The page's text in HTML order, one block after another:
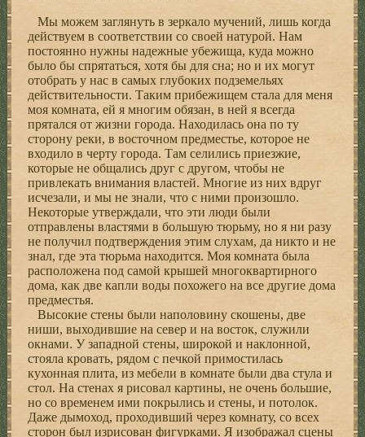
Мы можем заглянуть в зеркало мучений, лишь когда
действуем в соответствии со своей натурой. Нам
постоянно нужны надежные убежища, куда можно
было бы спрятаться, хотя бы для сна; но и их могут
отобрать у нас в самых глубоких подземельях
действительности. Таким прибежищем стала для меня
моя комната, ей я многим обязан, в ней я всегда
прятался от жизни города. Находилась она по ту
сторону реки, в восточном предместье, которое не
входило в черту города. Там селились приезжие,
которые не общались друг с другом, чтобы не
привлекать внимания властей. Многие из них вдруг
исчезали, и мы не знали, что с ними произошло.
Некоторые утверждали, что эти люди были
отправлены властями в большую тюрьму, но я ни разу
не получил подтверждения этим слухам, да никто и не
знал, где эта тюрьма находится. Моя комната была
расположена под самой крышей многоквартирного
дома, как две капли воды похожего на все другие дома
предместья.
Высокие стены были наполовину скошены, две
ниши, выходившие на север и на восток, служили
окнами. У западной стены, широкой и наклонной,
стояла кровать, рядом с печкой примостилась
кухонная плита, из мебели в комнате были два стула и
стол. На стенах я рисовал картины, не очень большие,
но со временем ими покрылись и стены, и потолок.
Даже дымоход, проходивший через комнату, со всех
сторон был изрисован фигурками. Я изображал сцены